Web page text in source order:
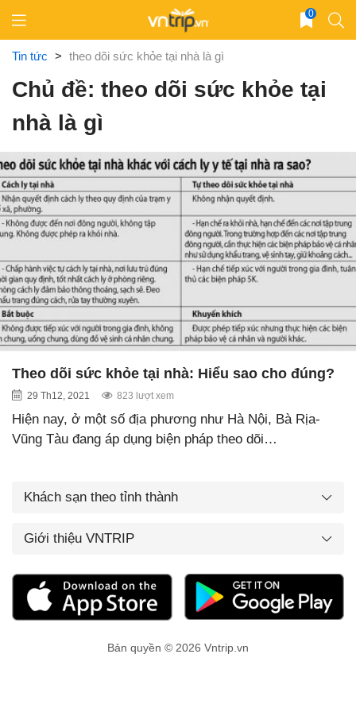
content
0
Tin tức > theo dõi sức khỏe tại nhà là gì
Chủ đề: theo dõi sức khỏe tại
nhà là gì
Theo dõi sức khỏe tại nhà: Hiểu sao cho đúng?
29 Th12, 2021 823 lượt xem
Hiện nay, ở một số địa phương như Hà Nội, Bà Rịa-
Vũng Tàu đang áp dụng biện pháp theo dõi…
Khách sạn theo tỉnh thành
Giới thiệu VNTRIP
Bản quyền © 2026 Vntrip.vn